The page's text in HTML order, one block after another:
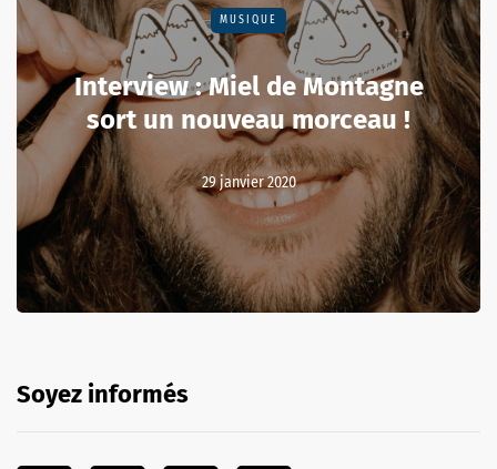
MUSIQUE
Interview : Miel de Montagne
sort un nouveau morceau !
29 janvier 2020
Soyez informés